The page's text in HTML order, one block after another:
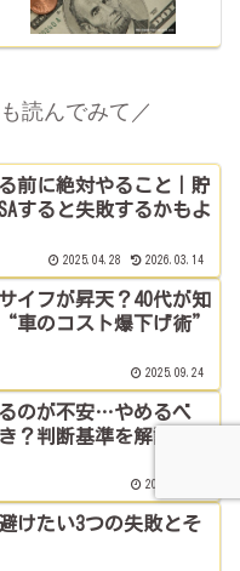
読んでみて／
前に絶対やること｜貯
すると失敗するかもよ
2025.04.28 2026.03.14
イフが昇天？40代が知
車のコスト爆下げ術”
2025.09.24
のが不安…やめるべ
？判断基準を解説
2025.03.02
けたい3つの失敗とそ